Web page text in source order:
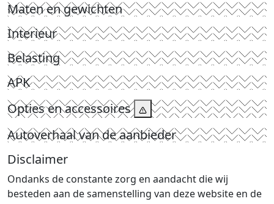
Maten en gewichten
Interieur
Belasting
APK
Opties en accessoires
Autoverhaal van de aanbieder
Disclaimer
Ondanks de constante zorg en aandacht die wij
besteden aan de samenstelling van deze website en de